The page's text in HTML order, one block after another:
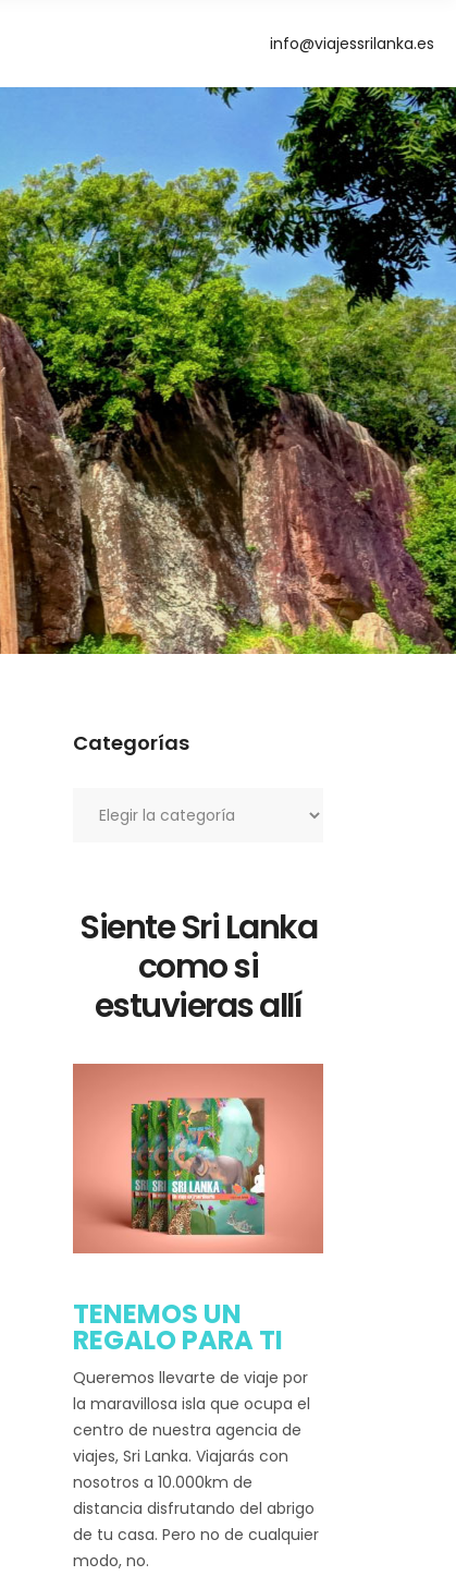
info@viajessrilanka.es
Categorías
Siente Sri Lanka
como si
estuvieras allí
TENEMOS UN
REGALO PARA TI
Queremos llevarte de viaje por
la maravillosa isla que ocupa el
centro de nuestra agencia de
viajes, Sri Lanka. Viajarás con
nosotros a 10.000km de
distancia disfrutando del abrigo
de tu casa. Pero no de cualquier
modo, no.